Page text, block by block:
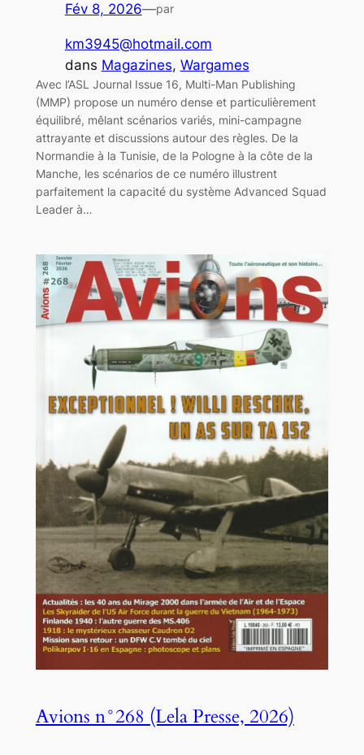
Fév 8, 2026—par
km3945@hotmail.com
dans Magazines, Wargames
Avec l’ASL Journal Issue 16, Multi-Man Publishing
(MMP) propose un numéro dense et particulièrement
équilibré, mêlant scénarios variés, mini-campagne
attrayante et discussions autour des règles. De la
Normandie à la Tunisie, de la Pologne à la côte de la
Manche, les scénarios de ce numéro illustrent
parfaitement la capacité du système Advanced Squad
Leader à…
Avions n°268 (Lela Presse, 2026)